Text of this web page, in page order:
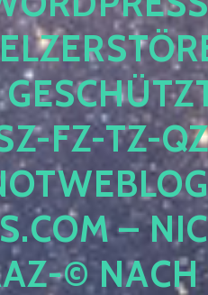
TZ-QZ-
PE
–
NACH